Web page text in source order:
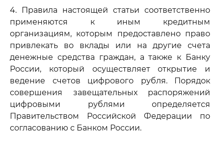
4. Правила настоящей статьи соответственно
применяются к иным кредитным
организациям, которым предоставлено право
привлекать во вклады или на другие счета
денежные средства граждан, а также к Банку
России, который осуществляет открытие и
ведение счетов цифрового рубля. Порядок
совершения завещательных распоряжений
цифровыми рублями определяется
Правительством Российской Федерации по
согласованию с Банком России.